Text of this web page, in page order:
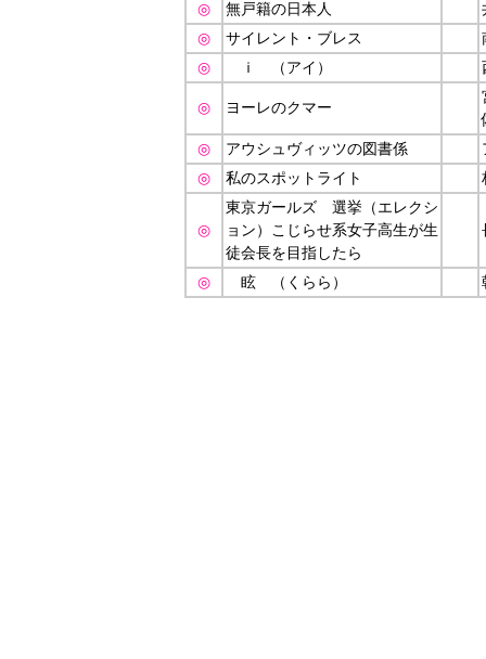
◎ 無戸籍の日本人
◎
サイレント・ブレス
◎
ｉ （アイ）
◎ ヨーレのクマー
◎
アウシュヴィッツの図書係
◎
私のスポットライト
◎
東京ガールズ 選挙（エレクシ
ョン）こじらせ系女子高生が生
徒会長を目指したら
◎ 眩 （くらら）